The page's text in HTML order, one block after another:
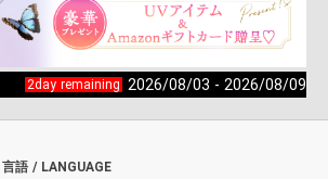
2day remaining 2026/08/03 - 2026/08/09
言語 / LANGUAGE